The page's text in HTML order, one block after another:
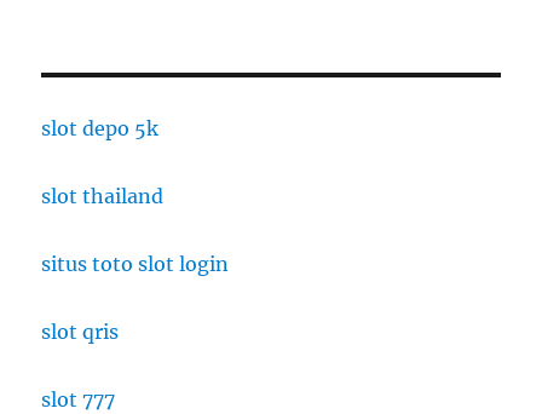
slot depo 5k
slot thailand
situs toto slot login
slot qris
slot 777